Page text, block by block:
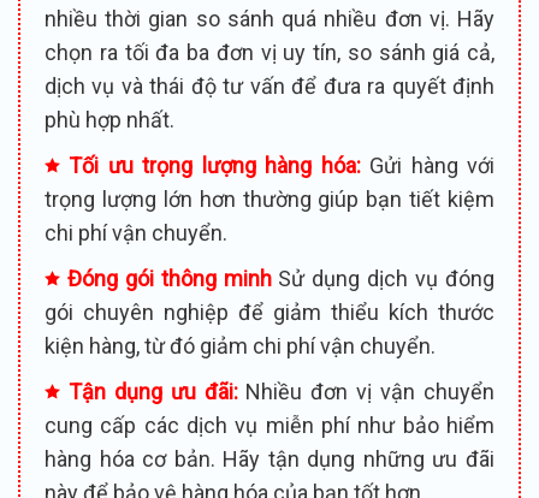
nhiều thời gian so sánh quá nhiều đơn vị. Hãy
chọn ra tối đa ba đơn vị uy tín, so sánh giá cả,
dịch vụ và thái độ tư vấn để đưa ra quyết định
phù hợp nhất.
Tối ưu trọng lượng hàng hóa:Gửi hàng với
trọng lượng lớn hơn thường giúp bạn tiết kiệm
chi phí vận chuyển.
Đóng gói thông minhSử dụng dịch vụ đóng
gói chuyên nghiệp để giảm thiểu kích thước
kiện hàng, từ đó giảm chi phí vận chuyển.
Tận dụng ưu đãi:Nhiều đơn vị vận chuyển
cung cấp các dịch vụ miễn phí như bảo hiểm
hàng hóa cơ bản. Hãy tận dụng những ưu đãi